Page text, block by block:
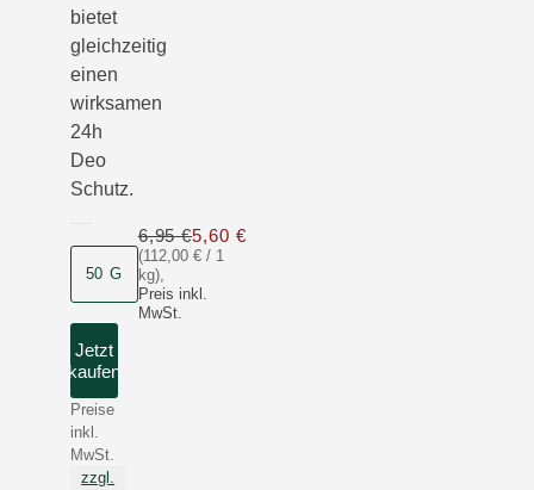
bietet
gleichzeitig
einen
wirksamen
24h
Deo
Schutz.
50 G
(112,00 € / 1
kg),
Preis inkl.
MwSt.
6,95 €5,60 €Nur 5,60 € statt 6,95 €
Jetzt
kaufen
Preise
inkl.
MwSt.
zzgl.